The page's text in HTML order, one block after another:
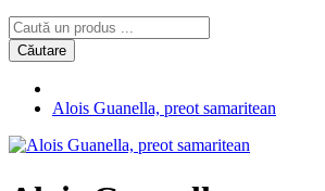
Căutare
Alois Guanella, preot samaritean